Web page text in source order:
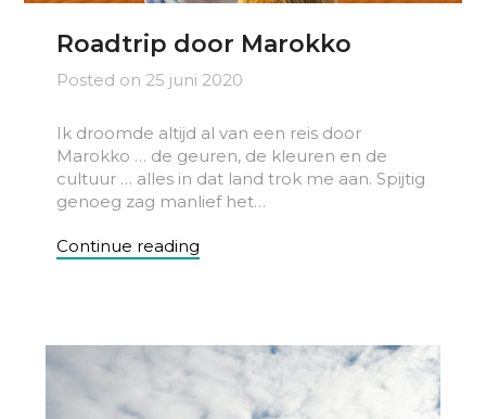
Roadtrip door Marokko
Posted on 25 juni 2020
Ik droomde altijd al van een reis door
Marokko … de geuren, de kleuren en de
cultuur … alles in dat land trok me aan. Spijtig
genoeg zag manlief het…
Continue reading